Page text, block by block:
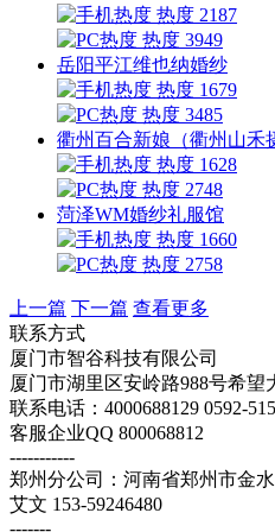
热度 2187
热度 3949
岳阳平江维也纳婚纱
热度 1679
热度 3485
衢州百合新娘（衢州山禾
热度 1628
热度 2748
菏泽WM婚纱礼服馆
热度 1660
热度 2758
上一篇 下一篇 查看更多
联系方式
厦门市智谷科技有限公司
厦门市湖里区安岭路988号希望
联系电话：4000688129 0592-
客服企业QQ 800068812
-----------
郑州分公司：河南省郑州市金
艾文 153-59246480
-------